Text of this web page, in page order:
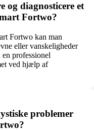
og diagnosticere et
Fortwo?
Fortwo kan man
eller vanskeligheder
professionel
ved hjælp af
problemer